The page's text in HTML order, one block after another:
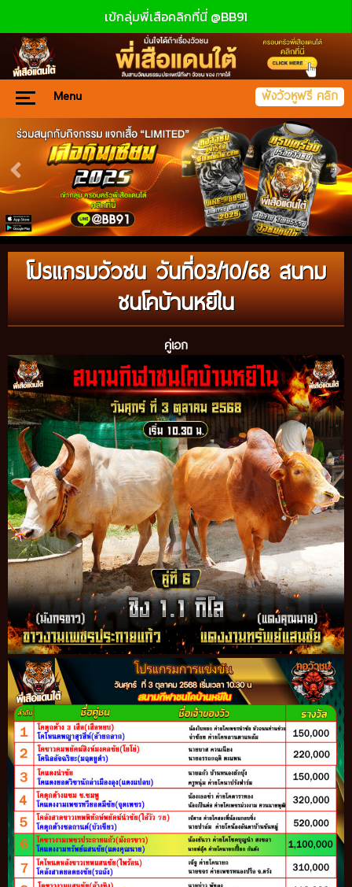
เข้กลุ่มพี่เสือคลิกที่นี่ @BB91
Menu ฟังวัวหูฟรี คลิก
โปรแกรมวัวชน วันที่03/10/68 สนาม
ชนโคบ้านหยีใน
คู่เอก